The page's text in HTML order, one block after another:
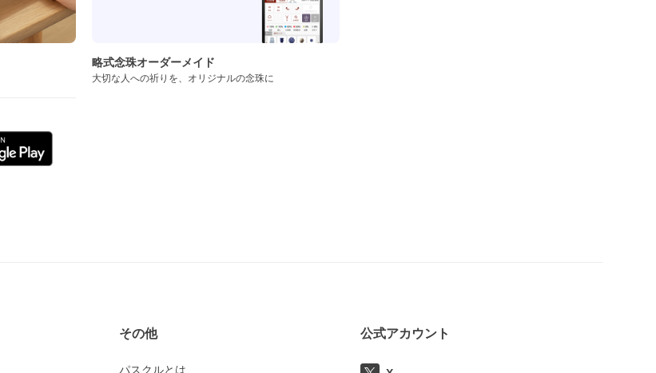
略式念珠オーダーメイド
大切な人への祈りを、オリジナルの念珠に
その他
パスクルとは
公式アカウント